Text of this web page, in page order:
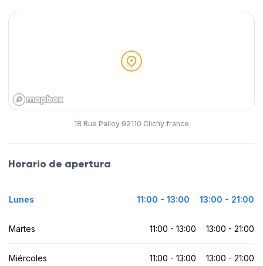
18 Rue Palloy 92110 Clichy france
Horario de apertura
Lunes 11:00 - 13:00 13:00 - 21:00
Martes 11:00 - 13:00 13:00 - 21:00
Miércoles 11:00 - 13:00 13:00 - 21:00